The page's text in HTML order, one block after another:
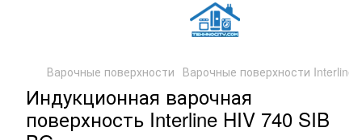
Варочные поверхности Варочные поверхности Interline
Индукционная варочная
поверхность Interline HIV 740 SIB